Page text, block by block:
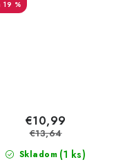
19 %
Skladom (1 ks)
€10,99
€13,64